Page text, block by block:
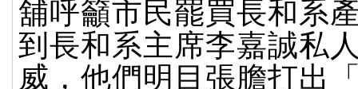
舖呼籲市民罷買長和系
到長和系主席李嘉誠私
威，他們明目張膽打出